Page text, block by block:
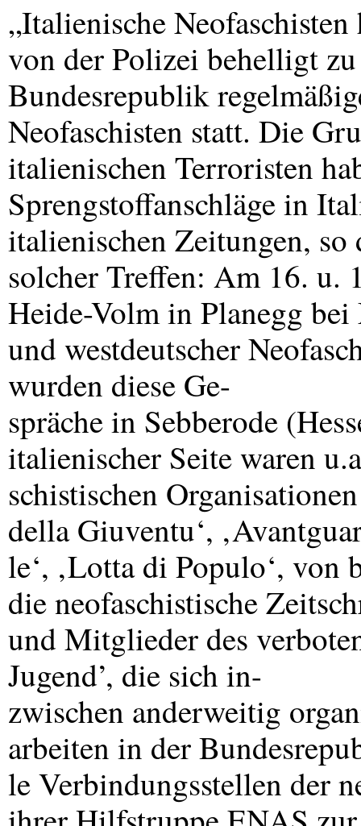
„Italienische
von der Polizei behelligt
Bundesrepublik
Neofaschisten statt. Die
italienischen Terroristen
Sprengstoffanschläge in
italienischen Zeitungen, so
solcher Treffen: Am 16. u.
Heide-Volm in Planegg
und westdeutscher
wurden diese Ge-
spräche in Sebberode
italienischer Seite waren
schistischen
della Giuventu‘,
le‘, ‚Lotta di Populo‘, von
die neofaschistische
und Mitglieder des
Jugend’, die sich in-
zwischen anderweitig
arbeiten in der
le Verbindungsstellen der